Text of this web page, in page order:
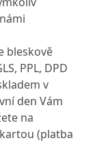
bleskově
PPL, DPD
v
den Vám
na
(platba